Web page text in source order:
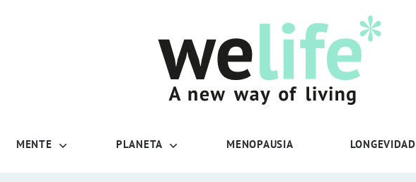
MENTE PLANETA MENOPAUSIA LONGEVIDAD